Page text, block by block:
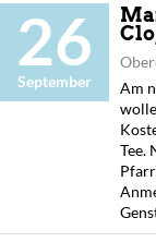
26
September
Am
Tee.